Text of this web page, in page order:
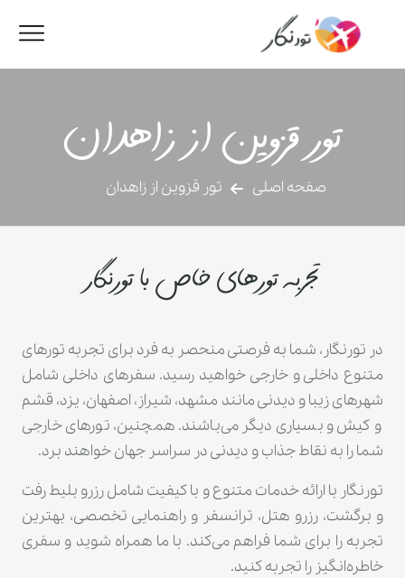
تور قزوین از زاهدان
صفحه اصلی تور قزوین از زاهدان
تجربه تورهای خاص با تورنگار
در تورنگار، شما به فرصتی منحصر به فرد برای تجربه تورهای
متنوع داخلی و خارجی خواهید رسید. سفرهای داخلی شامل
شهرهای زیبا و دیدنی مانند مشهد، شیراز، اصفهان، یزد، قشم
و کیش و بسیاری دیگر می‌باشند. همچنین، تورهای خارجی
شما را به نقاط جذاب و دیدنی در سراسر جهان خواهند برد.
تورنگار با ارائه خدمات متنوع و با کیفیت شامل رزرو بلیط رفت
و برگشت، رزرو هتل، ترانسفر و راهنمایی تخصصی، بهترین
تجربه را برای شما فراهم می‌کند. با ما همراه شوید و سفری
خاطره‌انگیز را تجربه کنید.